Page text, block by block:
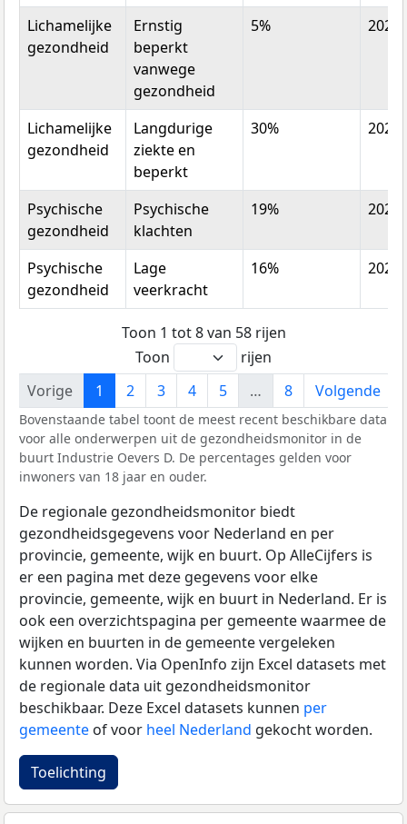
Lichamelijke
gezondheid
Ernstig
beperkt
vanwege
gezondheid
5% 2022
Lichamelijke
gezondheid
Langdurige
ziekte en
beperkt
30% 2022
Psychische
gezondheid
Psychische
klachten
19% 2022
Psychische
gezondheid
Lage
veerkracht
16% 2022
Toon 1 tot 8 van 58 rijen
Toon
rijen
Vorige
1 2 3 4 5 … 8 Volgende
Bovenstaande tabel toont de meest recent beschikbare data
voor alle onderwerpen uit de gezondheidsmonitor in de
buurt Industrie Oevers D. De percentages gelden voor
inwoners van 18 jaar en ouder.
De regionale gezondheidsmonitor biedt
gezondheidsgegevens voor Nederland en per
provincie, gemeente, wijk en buurt. Op AlleCijfers is
er een pagina met deze gegevens voor elke
provincie, gemeente, wijk en buurt in Nederland. Er is
ook een overzichtspagina per gemeente waarmee de
wijken en buurten in de gemeente vergeleken
kunnen worden. Via OpenInfo zijn Excel datasets met
de regionale data uit gezondheidsmonitor
beschikbaar. Deze Excel datasets kunnen per
gemeente of voor heel Nederland gekocht worden.
Toelichting